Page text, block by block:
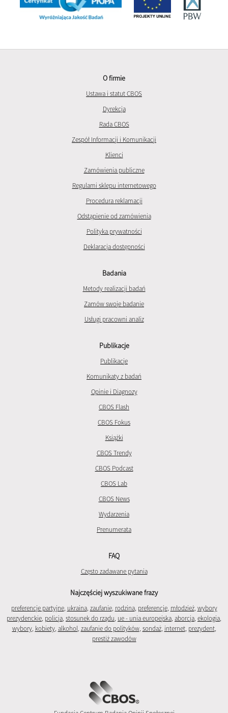
O firmie
Ustawa i statut CBOS
Dyrekcja
Rada CBOS
Zespół Informacji i Komunikacji
Klienci
Zamówienia publiczne
Regulami sklepu internetowego
Procedura reklamacji
Odstąpienie od zamówienia
Polityka prywatności
Deklaracja dostępności
Badania
Metody realizacji badań
Zamów swoje badanie
Usługi pracowni analiz
Publikacje
Publikacje
Komunikaty z badań
Opinie i Diagnozy
CBOS Flash
CBOS Fokus
Książki
CBOS Trendy
CBOS Podcast
CBOS Lab
CBOS News
Wydarzenia
Prenumerata
FAQ
Często zadawane pytania
Najczęściej wyszukiwane frazy
preferencje partyjne, ukraina, zaufanie, rodzina, preferencje, młodzież, wybory
prezydenckie, policja, stosunek do rządu, ue - unia europejska, aborcja, ekologia,
wybory, kobiety, alkohol, zaufanie do polityków, sondaż, internet, prezydent,
prestiż zawodów